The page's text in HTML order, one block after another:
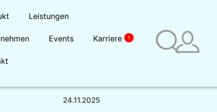
Leistungen
Events Karriere 1
24.11.2025